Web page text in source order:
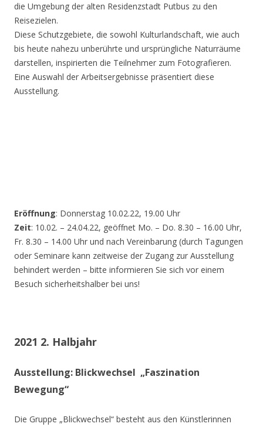
die Umgebung der alten Residenzstadt Putbus zu den
Reisezielen.
Diese Schutzgebiete, die sowohl Kulturlandschaft, wie auch
bis heute nahezu unberührte und ursprüngliche Naturräume
darstellen, inspirierten die Teilnehmer zum Fotografieren.
Eine Auswahl der Arbeitsergebnisse präsentiert diese
Ausstellung.
Eröffnung: Donnerstag 10.02.22, 19.00 Uhr
Zeit: 10.02. – 24.04.22, geöffnet Mo. – Do. 8.30 – 16.00 Uhr,
Fr. 8.30 – 14.00 Uhr und nach Vereinbarung (durch Tagungen
oder Seminare kann zeitweise der Zugang zur Ausstellung
behindert werden – bitte informieren Sie sich vor einem
Besuch sicherheitshalber bei uns!
2021 2. Halbjahr
Ausstellung: Blickwechsel „Faszination
Bewegung“
Die Gruppe „Blickwechsel“ besteht aus den Künstlerinnen